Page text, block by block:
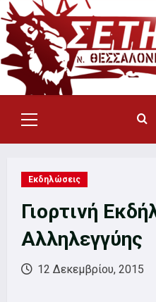
Skip
to
content
Primary
Menu
Εκδηλώσεις
Γιορτινή
Αλληλεγγύης
12 Δεκεμβρίου, 2015